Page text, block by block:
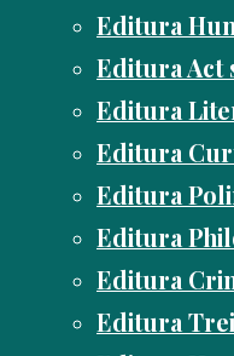
Editura
Editura Act
Editura
Editura
Editura
Editura
Editura
Editura Trei